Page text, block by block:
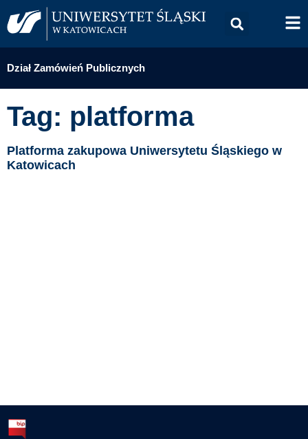
Dział Zamówień Publicznych
Tag: platforma
Platforma zakupowa Uniwersytetu Śląskiego w
Katowicach